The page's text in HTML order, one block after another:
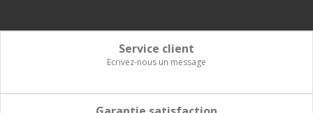
Service client
Ecrivez-nous un message